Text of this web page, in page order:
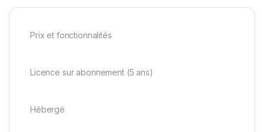
Prix et fonctionnalités
Licence sur abonnement (5 ans)
Hébergé